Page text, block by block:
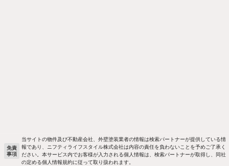
免責
事項
当サイトの物件及び不動産会社、外壁塗装業者の情報は検索パートナーが提供している情
報であり、ニフティライフスタイル株式会社は内容の責任を負わないことを予めご了承く
ださい。本サービス内でお客様が入力される個人情報は、検索パートナーが取得し、同社
の定める個人情報規約に従って取り扱われます。